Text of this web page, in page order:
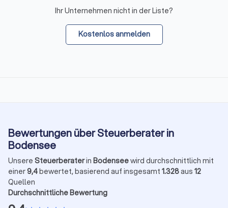
Ihr Unternehmen nicht in der Liste?
Kostenlos anmelden
Bewertungen über Steuerberater in
Bodensee
Unsere Steuerberaterin Bodenseewird durchschnittlich mit
einer9,4bewertet, basierend auf insgesamt 1.328aus 12
Quellen
Durchschnittliche Bewertung